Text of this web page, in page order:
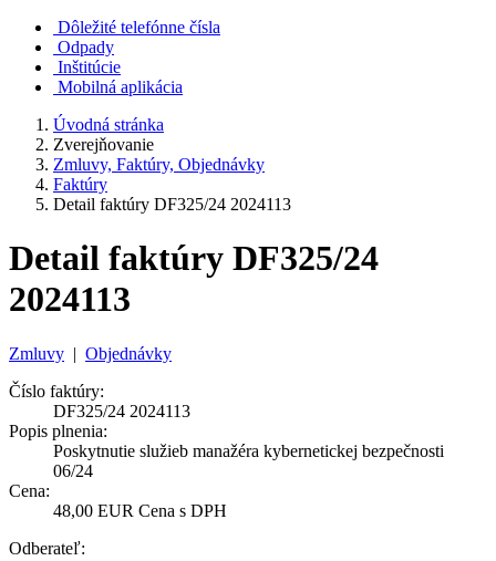
Dôležité telefónne čísla
Odpady
Inštitúcie
Mobilná aplikácia
Úvodná stránka
Zverejňovanie
Zmluvy, Faktúry, Objednávky
Faktúry
Detail faktúry DF325/24 2024113
Detail faktúry DF325/24
2024113
Zmluvy | Objednávky
Číslo faktúry:
DF325/24 2024113
Popis plnenia:
Poskytnutie služieb manažéra kybernetickej bezpečnosti
06/24
Cena:
48,00 EUR Cena s DPH
Odberateľ: